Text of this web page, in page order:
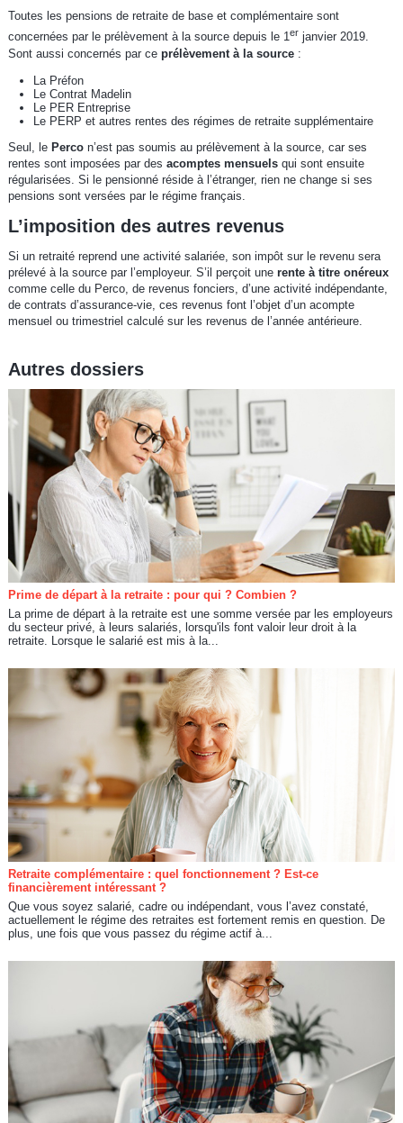
Toutes les pensions de retraite de base et complémentaire sont
concernées par le prélèvement à la source depuis le 1er janvier 2019.
Sont aussi concernés par ce prélèvement à la source:
La Préfon
Le Contrat Madelin
Le PER Entreprise
Le PERP et autres rentes des régimes de retraite supplémentaire
Seul, le Percon’est pas soumis au prélèvement à la source, car ses
rentes sont imposées par des acomptes mensuelsqui sont ensuite
régularisées. Si le pensionné réside à l’étranger, rien ne change si ses
pensions sont versées par le régime français.
L’imposition des autres revenus
Si un retraité reprend une activité salariée, son impôt sur le revenu sera
prélevé à la source par l’employeur. S’il perçoit une rente à titre onéreux
comme celle du Perco, de revenus fonciers, d’une activité indépendante,
de contrats d’assurance-vie, ces revenus font l’objet d’un acompte
mensuel ou trimestriel calculé sur les revenus de l’année antérieure.
Autres dossiers
Prime de départ à la retraite : pour qui ? Combien ?
La prime de départ à la retraite est une somme versée par les employeurs
du secteur privé, à leurs salariés, lorsqu'ils font valoir leur droit à la
retraite. Lorsque le salarié est mis à la...
Retraite complémentaire : quel fonctionnement ? Est-ce
financièrement intéressant ?
Que vous soyez salarié, cadre ou indépendant, vous l’avez constaté,
actuellement le régime des retraites est fortement remis en question. De
plus, une fois que vous passez du régime actif à...